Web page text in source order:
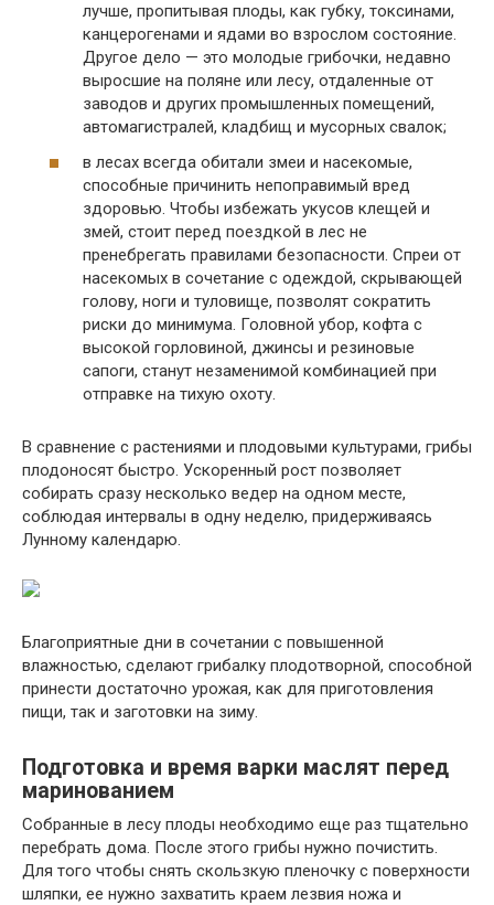
лучше, пропитывая плоды, как губку, токсинами,
канцерогенами и ядами во взрослом состояние.
Другое дело — это молодые грибочки, недавно
выросшие на поляне или лесу, отдаленные от
заводов и других промышленных помещений,
автомагистралей, кладбищ и мусорных свалок;
в лесах всегда обитали змеи и насекомые,
способные причинить непоправимый вред
здоровью. Чтобы избежать укусов клещей и
змей, стоит перед поездкой в лес не
пренебрегать правилами безопасности. Спреи от
насекомых в сочетание с одеждой, скрывающей
голову, ноги и туловище, позволят сократить
риски до минимума. Головной убор, кофта с
высокой горловиной, джинсы и резиновые
сапоги, станут незаменимой комбинацией при
отправке на тихую охоту.
В сравнение с растениями и плодовыми культурами, грибы
плодоносят быстро. Ускоренный рост позволяет
собирать сразу несколько ведер на одном месте,
соблюдая интервалы в одну неделю, придерживаясь
Лунному календарю.
Благоприятные дни в сочетании с повышенной
влажностью, сделают грибалку плодотворной, способной
принести достаточно урожая, как для приготовления
пищи, так и заготовки на зиму.
Подготовка и время варки маслят перед
маринованием
Собранные в лесу плоды необходимо еще раз тщательно
перебрать дома. После этого грибы нужно почистить.
Для того чтобы снять скользкую пленочку с поверхности
шляпки, ее нужно захватить краем лезвия ножа и